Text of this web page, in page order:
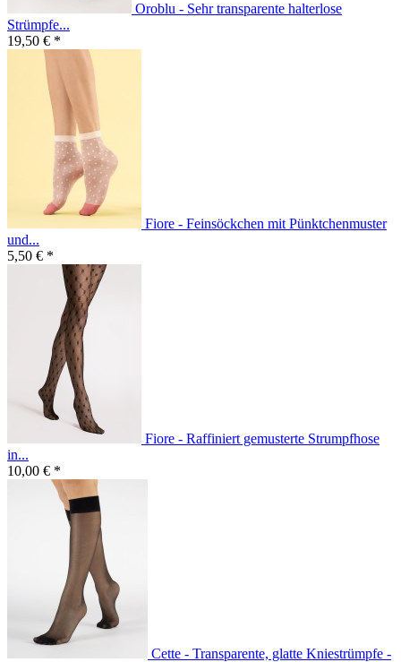
Oroblu - Sehr transparente halterlose
Strümpfe...
19,50 € *
Fiore - Feinsöckchen mit Pünktchenmuster
und...
5,50 € *
Fiore - Raffiniert gemusterte Strumpfhose
in...
10,00 € *
Cette - Transparente, glatte Kniestrümpfe -